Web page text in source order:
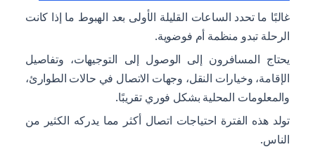
غالبًا ما تحدد الساعات القليلة الأولى بعد الهبوط ما إذا كانت
الرحلة تبدو منظمة أم فوضوية.
يحتاج المسافرون إلى الوصول إلى التوجيهات، وتفاصيل
الإقامة، وخيارات النقل، وجهات الاتصال في حالات الطوارئ،
والمعلومات المحلية بشكل فوري تقريبًا.
تولد هذه الفترة احتياجات اتصال أكثر مما يدركه الكثير من
الناس.